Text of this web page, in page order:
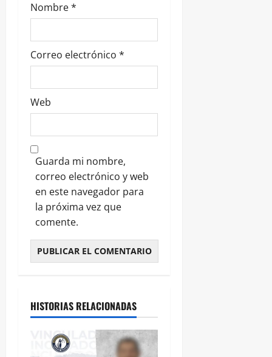
Nombre*
Correo electrónico *
Web
Guarda mi nombre,
correo electrónico y web
en este navegador para
la próxima vez que
comente.
HISTORIAS RELACIONADAS